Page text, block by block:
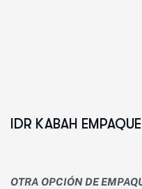
IDR KABAH
OTRA OPCIÓN DE